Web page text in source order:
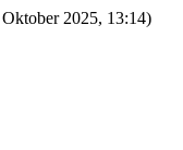
2025, 13:14)